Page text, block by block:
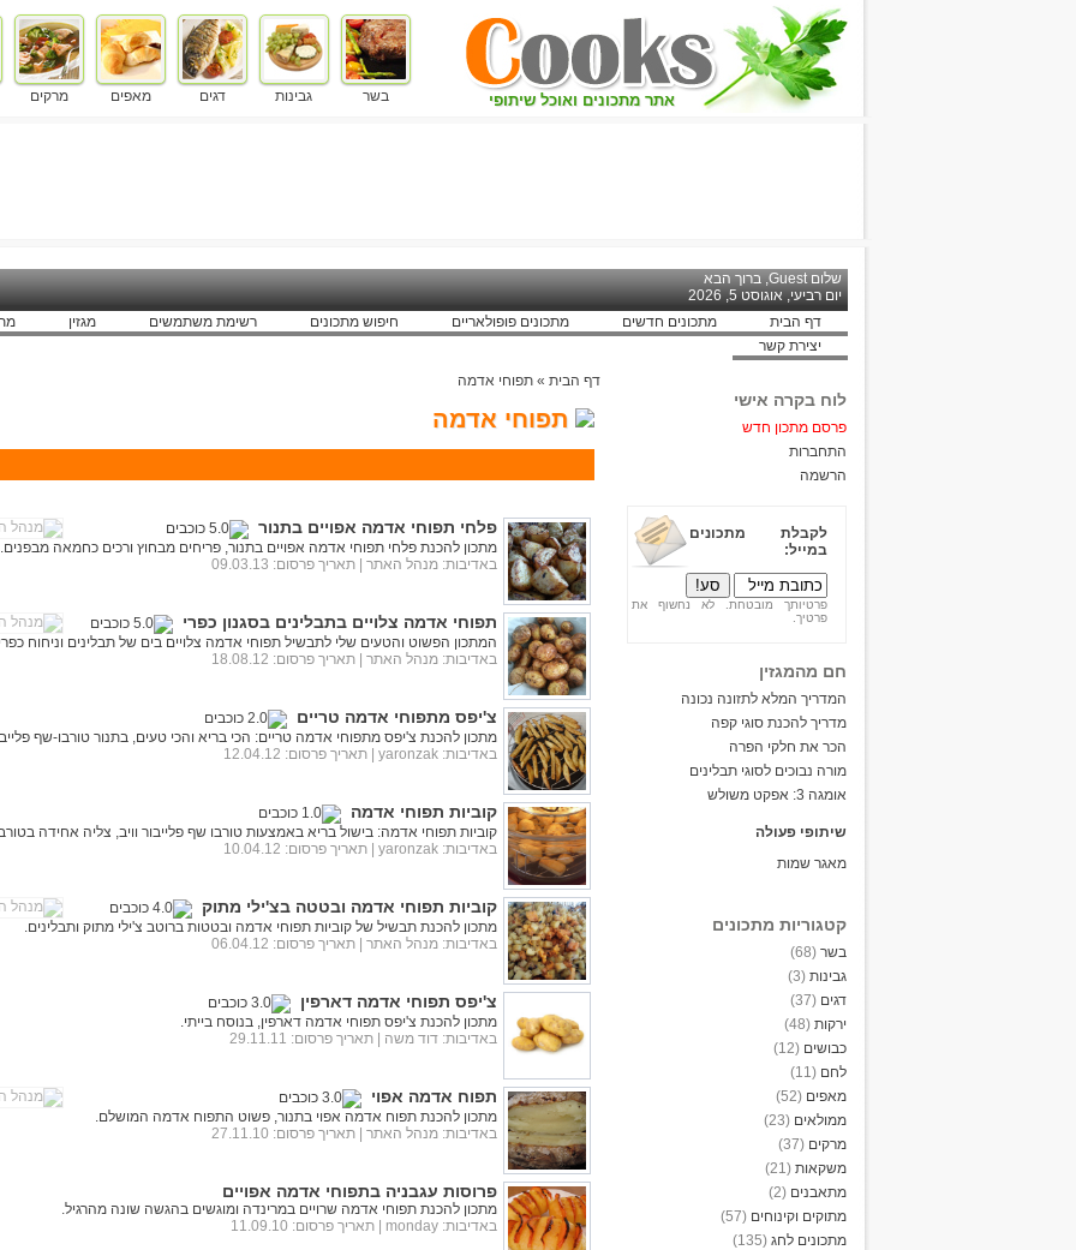
אתר מתכונים ואוכל שיתופי בשר גבינות דגים מאפים מרקים
שלום Guest, ברוך הבא
יום רביעי, אוגוסט 5, 2026
דף הבית
מתכונים חדשים מתכונים פופולאריים חיפוש מתכונים רשימת משתמשים מגזין
יצירת קשר
לוח בקרה אישי
פרסם מתכון חדש
התחברות
הרשמה
לקבלת מתכונים
במייל:
פרטיותך מובטחת. לא נחשוף את
פרטיך.
חם מהמגזין
המדריך המלא לתזונה נכונה
מדריך להכנת סוגי קפה
הכר את חלקי הפרה
מורה נבוכים לסוגי תבלינים
אומגה 3: אפקט משולש
שיתופי פעולה
מאגר שמות
קטגוריות מתכונים
בשר (68)
גבינות (3)
דגים (37)
ירקות (48)
כבושים (12)
לחם (11)
מאפים (52)
ממולאים (23)
מרקים (37)
משקאות (21)
מתאבנים (2)
מתוקים וקינוחים (57)
מתכונים לחג (135)
דף הבית » תפוחי אדמה
תפוחי אדמה
פלחי תפוחי אדמה אפויים בתנור
מתכון להכנת פלחי תפוחי אדמה אפויים בתנור, פריחים מבחוץ ורכים כחמאה מבפנים.
באדיבות: מנהל האתר | תאריך פרסום: 09.03.13
תפוחי אדמה צלויים בתבלינים בסגנון כפרי
המתכון הפשוט והטעים שלי לתבשיל תפוחי אדמה צלויים בים של תבלינים וניחוח
באדיבות: מנהל האתר | תאריך פרסום: 18.08.12
צ'יפס מתפוחי אדמה טריים
מתכון להכנת צ'יפס מתפוחי אדמה טריים: הכי בריא והכי טעים, בתנור טורבו-שף
באדיבות: yaronzak | תאריך פרסום: 12.04.12
קוביות תפוחי אדמה
קוביות תפוחי אדמה: בישול בריא באמצעות טורבו שף פלייבור וויב, צליה אחידה
באדיבות: yaronzak | תאריך פרסום: 10.04.12
קוביות תפוחי אדמה ובטטה בצ'ילי מתוק
מתכון להכנת תבשיל של קוביות תפוחי אדמה ובטטות ברוטב צ'ילי מתוק ותבלינים.
באדיבות: מנהל האתר | תאריך פרסום: 06.04.12
צ'יפס תפוחי אדמה דארפין
מתכון להכנת צ'יפס תפוחי אדמה דארפין, בנוסח בייתי.
באדיבות: דוד משה | תאריך פרסום: 29.11.11
תפוח אדמה אפוי
מתכון להכנת תפוח אדמה אפוי בתנור, פשוט התפוח אדמה המושלם.
באדיבות: מנהל האתר | תאריך פרסום: 27.11.10
פרוסות עגבניה בתפוחי אדמה אפויים
מתכון להכנת תפוחי אדמה שרויים במרינדה ומוגשים בהגשה שונה מהרגיל.
באדיבות: monday | תאריך פרסום: 11.09.10